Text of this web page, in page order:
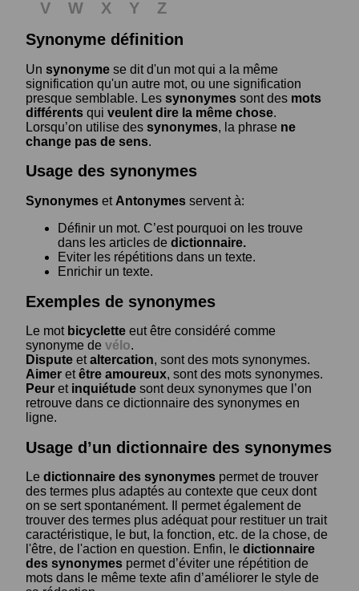
V W X Y
Z
Synonyme définition
Un synonyme se dit d'un mot qui a la même
signification qu'un autre mot, ou une signification
presque semblable. Les synonymes sont des mots
différents qui veulent dire la même chose.
Lorsqu’on utilise des synonymes, la phrase ne
change pas de sens.
Usage des synonymes
Synonymes et Antonymes servent à:
Définir un mot. C’est pourquoi on les trouve
dans les articles de dictionnaire.
Eviter les répétitions dans un texte.
Enrichir un texte.
Exemples de synonymes
Le mot bicyclette eut être considéré comme
synonyme de vélo.
Dispute etaltercation, sont des mots synonymes.
Aimer etêtre amoureux, sont des mots synonymes.
Peur et inquiétude sont deux synonymes que l’on
retrouve dans ce dictionnaire des synonymes en
ligne.
Usage d’un dictionnaire des synonymes
Le dictionnaire des synonymes permet de trouver
des termes plus adaptés au contexte que ceux dont
on se sert spontanément. Il permet également de
trouver des termes plus adéquat pour restituer un trait
caractéristique, le but, la fonction, etc. de la chose, de
l'être, de l'action en question. Enfin, le dictionnaire
des synonymes permet d’éviter une répétition de
mots dans le même texte afin d’améliorer le style de